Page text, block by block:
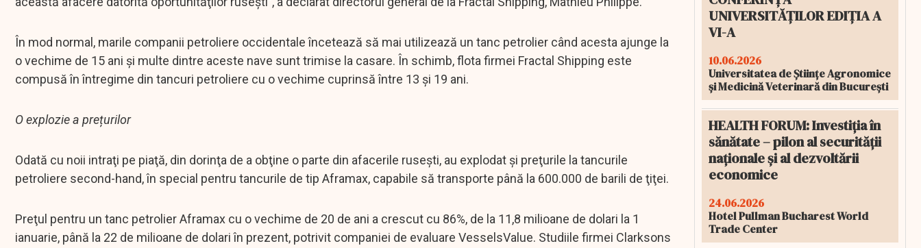
În mod normal, marile companii petroliere occidentale încetează să mai utilizează un tanc petrolier când acesta ajunge la
o vechime de 15 ani şi multe dintre aceste nave sunt trimise la casare. În schimb, flota firmei Fractal Shipping este
compusă în întregime din tancuri petroliere cu o vechime cuprinsă între 13 şi 19 ani.
O explozie a prețurilor
Odată cu noii intraţi pe piaţă, din dorinţa de a obţine o parte din afacerile ruseşti, au explodat şi preţurile la tancurile
petroliere second-hand, în special pentru tancurile de tip Aframax, capabile să transporte până la 600.000 de barili de ţiţei.
Preţul pentru un tanc petrolier Aframax cu o vechime de 20 de ani a crescut cu 86%, de la 11,8 milioane de dolari la 1
ianuarie, până la 22 de milioane de dolari în prezent, potrivit companiei de evaluare VesselsValue. Studiile firmei Clarksons
UNIVERSITĂȚILOR EDIȚIA A
VI-A
10.06.2026
Universitatea de Științe Agronomice
și Medicină Veterinară din București
HEALTH FORUM: Investiția în
sănătate – pilon al securității
naționale și al dezvoltării
economice
24.06.2026
Hotel Pullman Bucharest World
Trade Center